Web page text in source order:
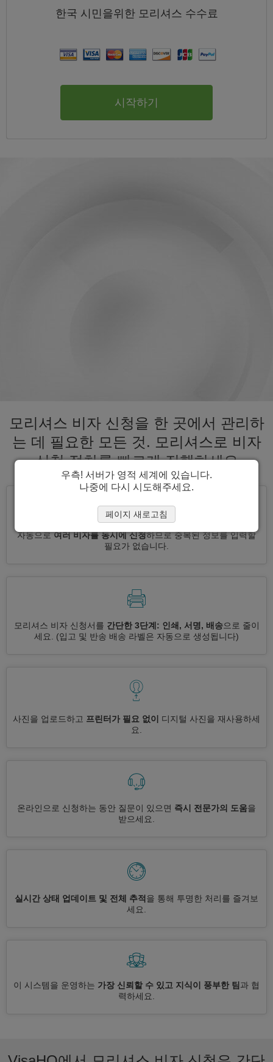
한국 시민을위한 모리셔스 수수료
시작하기
모리셔스 비자 신청을 한 곳에서 관리하
는 데 필요한 모든 것. 모리셔스로 비자
신청 절차를 빠르게 진행하세요
자동으로여러 비자를 동시에 신청하므로 중복된 정보를 입력할
필요가 없습니다.
모리셔스 비자 신청서를 간단한 3단계: 인쇄, 서명, 배송으로 줄이
세요.
(입고 및 반송 배송 라벨은 자동으로 생성됩니다)
사진을 업로드하고 프린터가 필요 없이
디지털 사진을 재사용하세
요.
온라인으로 신청하는 동안 질문이 있으면 즉시 전문가의 도움을
받으세요.
실시간 상태 업데이트 및 전체 추적 을 통해 투명한 처리를 즐겨보
세요.
이 시스템을 운영하는 가장 신뢰할 수 있고 지식이 풍부한 팀 과 협
력하세요.
우측! 서버가 영적 세계에 있습니다.
나중에 다시 시도해주세요.
페이지 새로고침